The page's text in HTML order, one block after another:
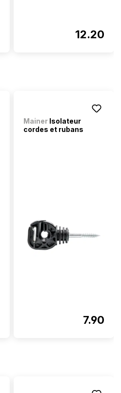
12.20
Mainer Isolateur
cordes et rubans
7.90